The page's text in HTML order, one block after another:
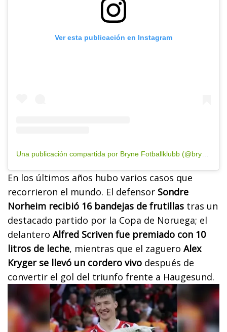
Ver esta publicación en Instagram
Una publicación compartida por Bryne Fotballklubb (@brynefotball)
En los últimos años hubo varios casos que
recorrieron el mundo. El defensor Sondre
Norheim recibió 16 bandejas de frutillas tras un
destacado partido por la Copa de Noruega; el
delantero Alfred Scriven fue premiado con 10
litros de leche, mientras que el zaguero Alex
Kryger se llevó un cordero vivo después de
convertir el gol del triunfo frente a Haugesund.